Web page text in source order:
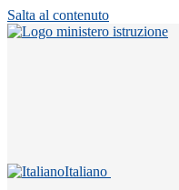
Salta al contenuto
Italiano